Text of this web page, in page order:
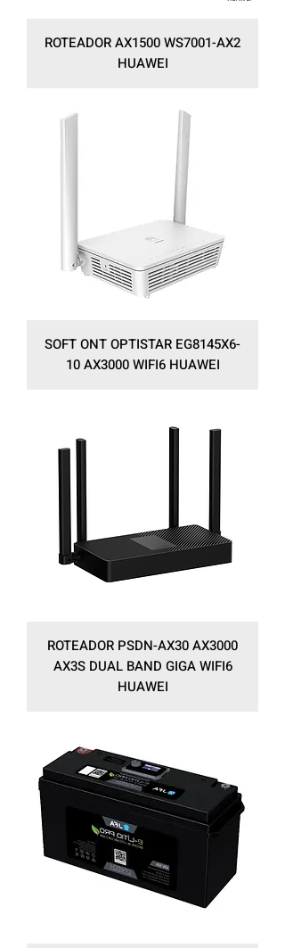
ROTEADOR AX1500 WS7001-AX2
HUAWEI
SOFT ONT OPTISTAR EG8145X6-
10 AX3000 WIFI6 HUAWEI
ROTEADOR PSDN-AX30 AX3000
AX3S DUAL BAND GIGA WIFI6
HUAWEI